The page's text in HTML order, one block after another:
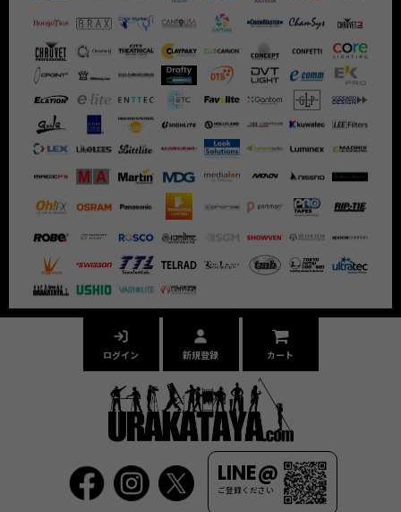
LINE@
ご登録ください
ログイン 新規登録 カート